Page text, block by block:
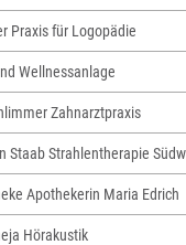
Praxis für Logopädie
Wellnessanlage
Zahnarztpraxis
Staab Strahlentherapie
Apothekerin Maria Edrich
Hörakustik